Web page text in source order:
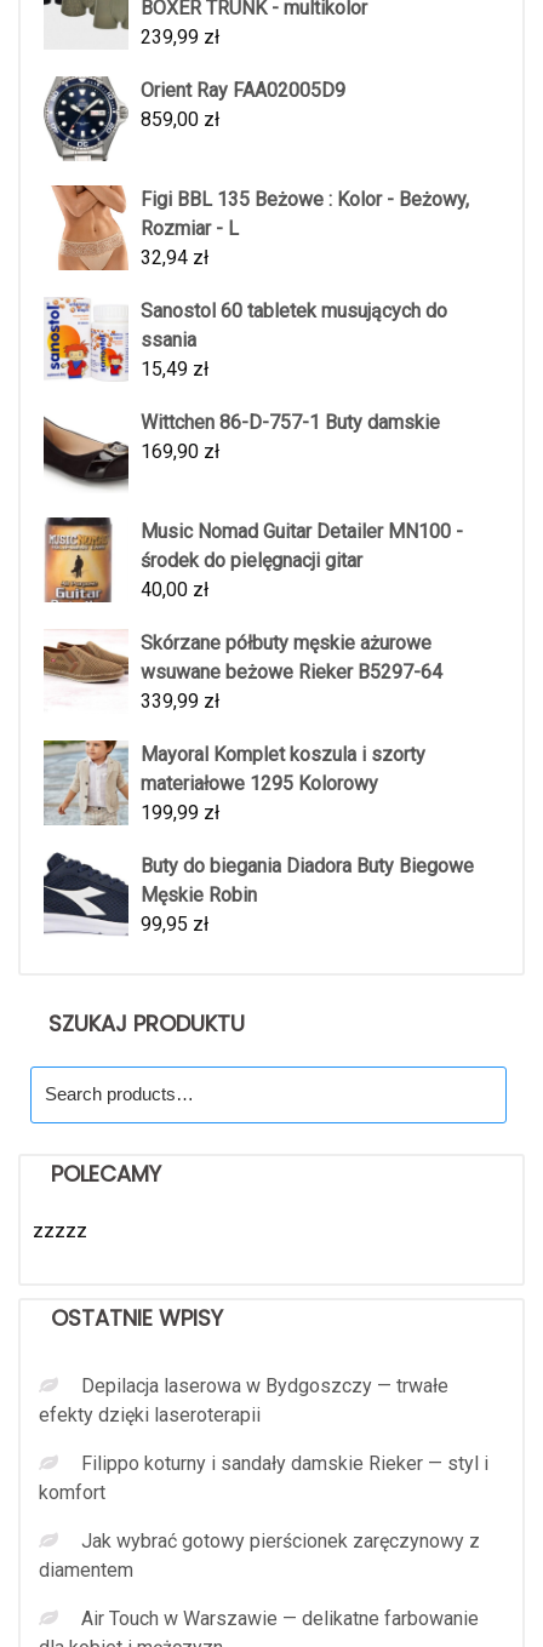
BOXER TRUNK - multikolor
239,99 zł
Orient Ray FAA02005D9
859,00 zł
Figi BBL 135 Beżowe : Kolor - Beżowy,
Rozmiar - L
32,94 zł
Sanostol 60 tabletek musujących do
ssania
15,49 zł
Wittchen 86-D-757-1 Buty damskie
169,90 zł
Music Nomad Guitar Detailer MN100 -
środek do pielęgnacji gitar
40,00 zł
Skórzane półbuty męskie ażurowe
wsuwane beżowe Rieker B5297-64
339,99 zł
Mayoral Komplet koszula i szorty
materiałowe 1295 Kolorowy
199,99 zł
Buty do biegania Diadora Buty Biegowe
Męskie Robin
99,95 zł
SZUKAJ PRODUKTU
for:
POLECAMY
zzzzz
OSTATNIE WPISY
Depilacja laserowa w Bydgoszczy — trwałe
efekty dzięki laseroterapii
Filippo koturny i sandały damskie Rieker — styl i
komfort
Jak wybrać gotowy pierścionek zaręczynowy z
diamentem
Air Touch w Warszawie — delikatne farbowanie